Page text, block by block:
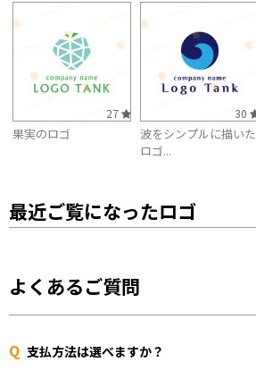
27
果実のロゴ
30
波をシンプルに描いた
ロゴ...
最近ご覧になったロゴ
よくあるご質問
Q 支払方法は選べますか？